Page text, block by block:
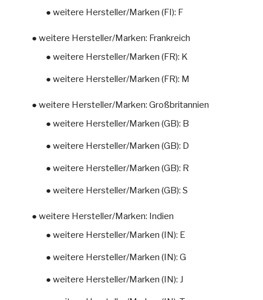
● weitere Hersteller/Marken (FI): F
● weitere Hersteller/Marken: Frankreich
● weitere Hersteller/Marken (FR): K
● weitere Hersteller/Marken (FR): M
● weitere Hersteller/Marken: Großbritannien
● weitere Hersteller/Marken (GB): B
● weitere Hersteller/Marken (GB): D
● weitere Hersteller/Marken (GB): R
● weitere Hersteller/Marken (GB): S
● weitere Hersteller/Marken: Indien
● weitere Hersteller/Marken (IN): E
● weitere Hersteller/Marken (IN): G
● weitere Hersteller/Marken (IN): J